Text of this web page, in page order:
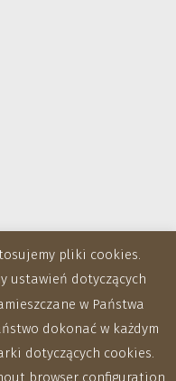
pliki cookies.
ustawień dotyczących
w Państwa
dokonać w każdym
dotyczących cookies.
browser configuration